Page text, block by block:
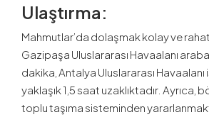
Ulaştırma:
Mahmutlar’da dolaşmak kolay ve
Gazipaşa Uluslararası Havaalanı
dakika, Antalya Uluslararası
yaklaşık 1,5 saat uzaklıktadır. Ayrıca,
toplu taşıma sisteminden